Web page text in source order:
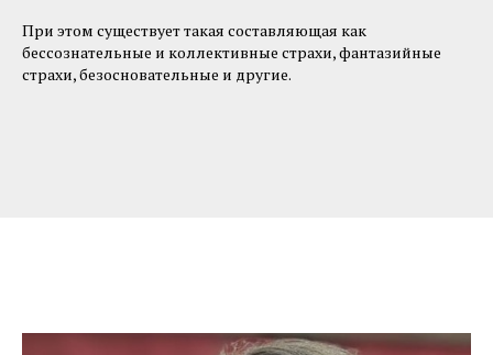
При этом существует такая составляющая как
бессознательные и коллективные страхи, фантазийные
страхи, безосновательные и другие.